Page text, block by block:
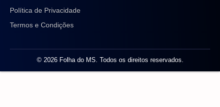
Política de Privacidade
Termos e Condições
© 2026 Folha do MS. Todos os direitos reservados.